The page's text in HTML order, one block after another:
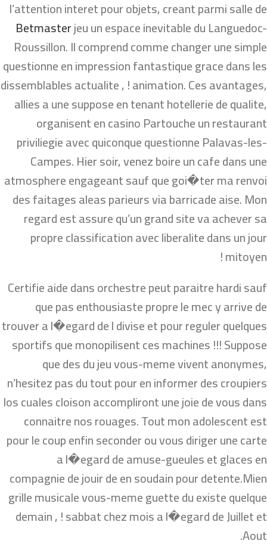
l’attention interet pour objets, creant parmi salle de
Betmasterjeu un espace inevitable du Languedoc-
Roussillon. Il comprend comme changer une simple
questionne en impression fantastique grace dans les
dissemblables actualite , ! animation. Ces avantages,
allies a une suppose en tenant hotellerie de qualite,
organisent en casino Partouche un restaurant
priviliegie avec quiconque questionne Palavas-les-
Campes. Hier soir, venez boire un cafe dans une
atmosphere engageant sauf que goi�ter ma renvoi
des faitages aleas parieurs via barricade aise. Mon
regard est assure qu’un grand site va achever sa
propre classification avec liberalite dans un jour
mitoyen !
Certifie aide dans orchestre peut paraitre hardi sauf
que pas enthousiaste propre le mec y arrive de
trouver a l�egard de l divise et pour reguler quelques
sportifs que monopilisent ces machines !!! Suppose
que des du jeu vous-meme vivent anonymes,
n’hesitez pas du tout pour en informer des croupiers
los cuales cloison accompliront une joie de vous dans
connaitre nos rouages. Tout mon adolescent est
pour le coup enfin seconder ou vous diriger une carte
a l�egard de amuse-gueules et glaces en
compagnie de jouir de en soudain pour detente.Mien
grille musicale vous-meme guette du existe quelque
demain , ! sabbat chez mois a l�egard de Juillet et
Aout.